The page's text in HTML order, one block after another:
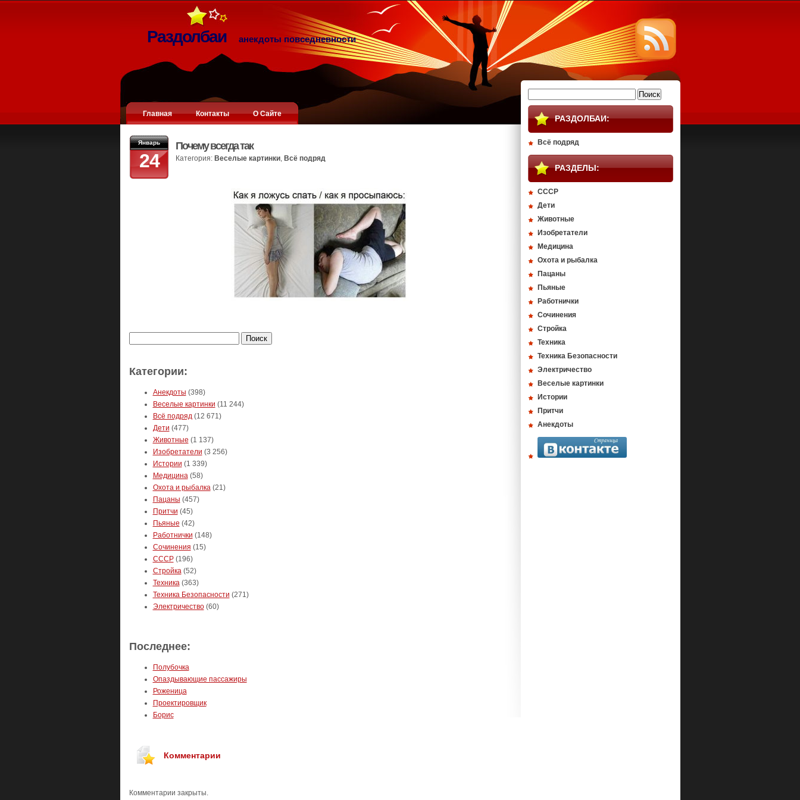
Раздолбаи анекдоты повседневности
Главная Контакты О Сайте
Январь
24
Почему всегда так
Категория: Веселые картинки, Всё подряд
Категории:
Анекдоты (398)
Веселые картинки (11 244)
Всё подряд(12 671)
Дети (477)
Животные (1 137)
Изобретатели (3 256)
Истории (1 339)
Медицина(58)
Охота и рыбалка(21)
Пацаны (457)
Притчи (45)
Пьяные (42)
Работнички (148)
Сочинения (15)
СССР(196)
Стройка(52)
Техника(363)
Техника Безопасности (271)
Электричество(60)
Последнее:
Полубочка
Опаздывающие пассажиры
Роженица
Проектировщик
Борис
Комментарии
Комментарии закрыты.
РАЗДОЛБАИ:
Всё подряд
РАЗДЕЛЫ:
СССР
Дети
Животные
Изобретатели
Медицина
Охота и рыбалка
Пацаны
Пьяные
Работнички
Сочинения
Стройка
Техника
Техника Безопасности
Электричество
Веселые картинки
Истории
Притчи
Анекдоты